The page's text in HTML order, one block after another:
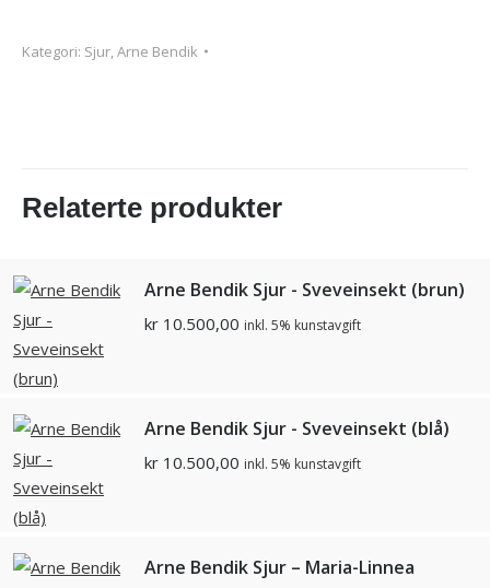
Kategori: Sjur, Arne Bendik
Relaterte produkter
Arne Bendik Sjur - Sveveinsekt (brun)
kr 10.500,00 inkl. 5% kunstavgift
Arne Bendik Sjur - Sveveinsekt (blå)
kr 10.500,00 inkl. 5% kunstavgift
Arne Bendik Sjur – Maria-Linnea